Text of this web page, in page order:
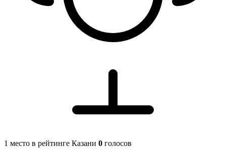
1 место в рейтинге Казани 0 голосов